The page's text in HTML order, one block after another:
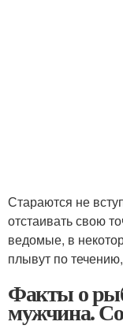
Стараются не
отстаивать свою
ведомые, в
плывут по
Факты о
мужчина.